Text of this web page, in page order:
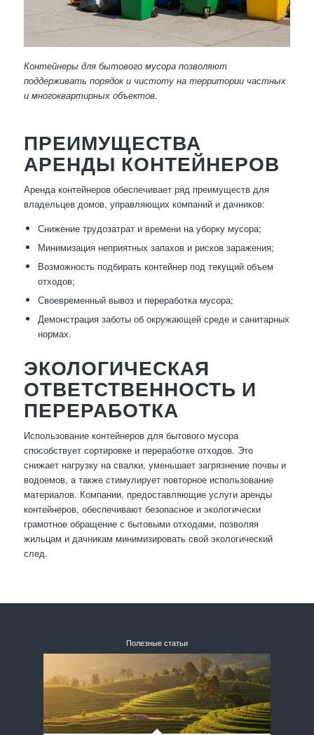
Контейнеры для бытового мусора позволяют
поддерживать порядок и чистоту на территории частных
и многоквартирных объектов.
ПРЕИМУЩЕСТВА
АРЕНДЫ КОНТЕЙНЕРОВ
Аренда контейнеров обеспечивает ряд преимуществ для
владельцев домов, управляющих компаний и дачников:
Снижение трудозатрат и времени на уборку мусора;
Минимизация неприятных запахов и рисков заражения;
Возможность подбирать контейнер под текущий объем
отходов;
Своевременный вывоз и переработка мусора;
Демонстрация заботы об окружающей среде и санитарных
нормах.
ЭКОЛОГИЧЕСКАЯ
ОТВЕТСТВЕННОСТЬ И
ПЕРЕРАБОТКА
Использование контейнеров для бытового мусора
способствует сортировке и переработке отходов. Это
снижает нагрузку на свалки, уменьшает загрязнение почвы и
водоемов, а также стимулирует повторное использование
материалов. Компании, предоставляющие услуги аренды
контейнеров, обеспечивают безопасное и экологически
грамотное обращение с бытовыми отходами, позволяя
жильцам и дачникам минимизировать свой экологический
след.
Полезные статьи